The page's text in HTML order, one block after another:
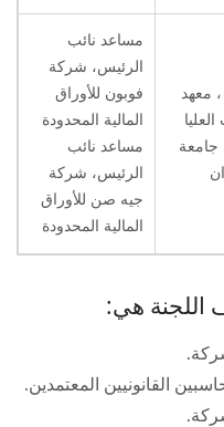
معهد
جامعة
مساعد نائب
الرئيس، شركة
فوبون للأوراق
المالية المحدودة
مساعد نائب
الرئيس، شركة
جيه صن للأوراق
المالية المحدودة